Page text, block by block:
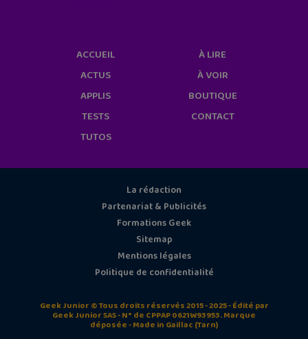
ACCUEIL
ACTUS
APPLIS
TESTS
TUTOS
À LIRE
À VOIR
BOUTIQUE
CONTACT
La rédaction
Partenariat & Publicités
Formations Geek
Sitemap
Mentions légales
Politique de confidentialité
Geek Junior © Tous droits réservés 2015 - 2025 - Édité par
Geek Junior SAS - N° de CPPAP 0621W93953. Marque
déposée - Made in Gaillac (Tarn)